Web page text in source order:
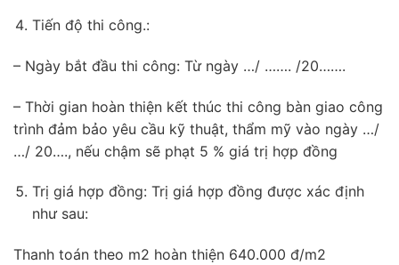
Tiến độ thi công.:
– Ngày bắt đầu thi công: Từ ngày …/ ……. /20…….
– Thời gian hoàn thiện kết thúc thi công bàn giao công
trình đảm bảo yêu cầu kỹ thuật, thẩm mỹ vào ngày …/
…/ 20…., nếu chậm sẽ phạt 5 % giá trị hợp đồng
Trị giá hợp đồng: Trị giá hợp đồng được xác định
như sau:
Thanh toán theo m2 hoàn thiện 640.000 đ/m2